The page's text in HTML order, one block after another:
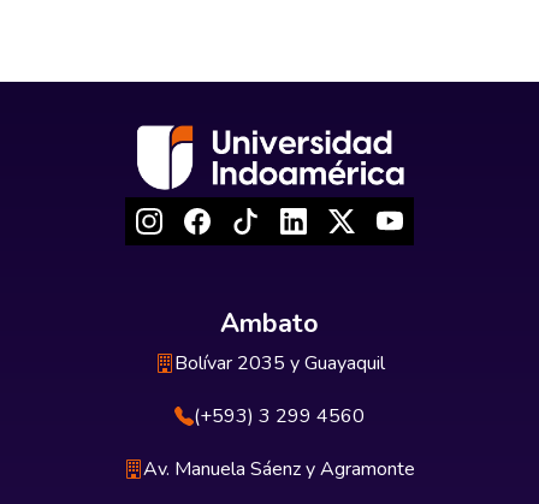
Ambato
Bolívar 2035 y Guayaquil
(+593) 3 299 4560
Av. Manuela Sáenz y Agramonte